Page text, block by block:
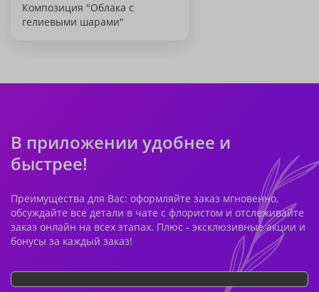
Композиция "Облака с
гелиевыми шарами"
В приложении удобнее и
быстрее!
Преимущества для Вас: оформляйте заказ мгновенно,
обсуждайте все детали в чате с флористом и отслеживайте
заказ онлайн на всех этапах. Плюс - эксклюзивные акции и
бонусы за каждый заказ!